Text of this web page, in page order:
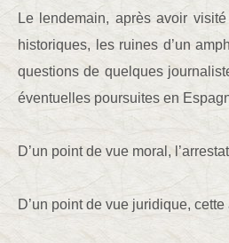
Le lendemain, après avoir
historiques, les ruines d’un
questions de quelques
éventuelles poursuites en
D’un point de vue moral,
D’un point de vue juridique,